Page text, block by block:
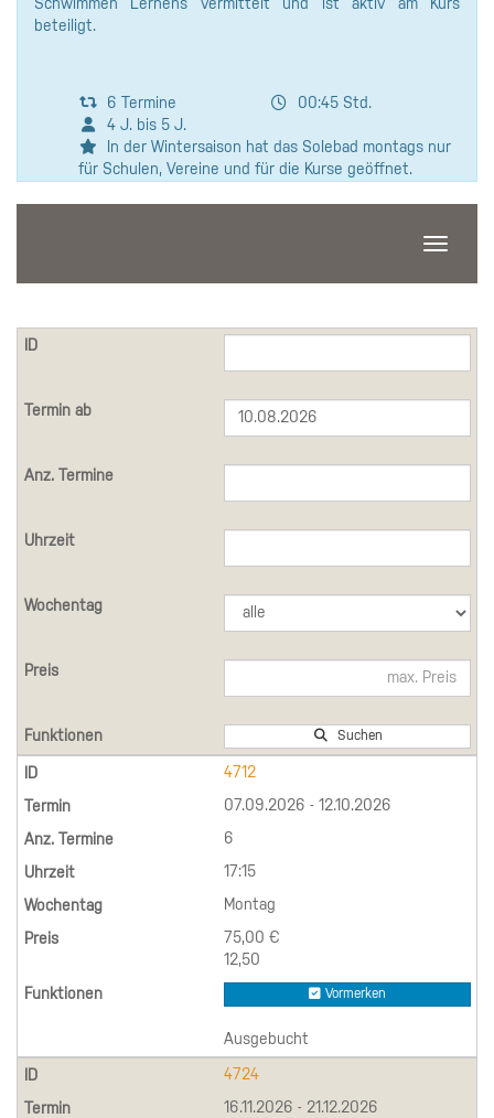
Schwimmen Lernens vermittelt und ist aktiv am Kurs
beteiligt.
6 Termine
00:45 Std.
4 J. bis 5 J.
In der Wintersaison hat das Solebad montags nur
für Schulen, Vereine und für die Kurse geöffnet.
Suchen
4712
07.09.2026 - 12.10.2026
6
17:15
Montag
75,00 €
12,50
Vormerken
Ausgebucht
4724
16.11.2026 - 21.12.2026